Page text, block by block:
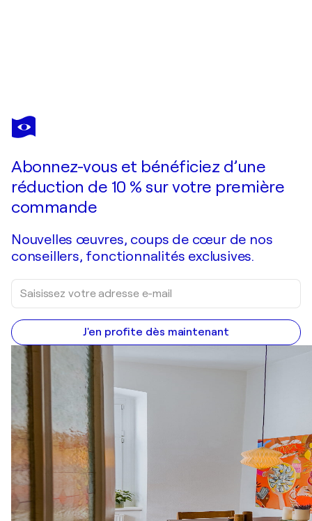
MIN ZOU
Relief
Abonnez-vous et bénéficiez d’une
réduction de 10 % sur votre première
commande
Nouvelles œuvres, coups de cœur de nos
conseillers, fonctionnalités exclusives.
J'en profite dès maintenant